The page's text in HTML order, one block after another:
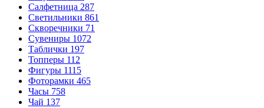
Салфетница 287
Светильники 861
Скворечники 71
Сувениры 1072
Таблички 197
Топперы 112
Фигуры 1115
Фоторамки 465
Часы 758
Чай 137